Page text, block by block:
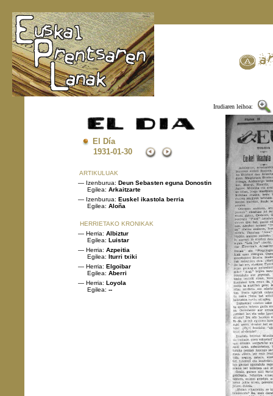
Irudiaren leihoa:
El Día
1931-01-30
ARTIKULUAK
— Izenburua: Deun Sebasten eguna Donostin
Egilea: Arkaitzarte
— Izenburua: Euskel ikastola berria
Egilea: Aloña
HERRIETAKO KRONIKAK
— Herria: Albiztur
Egilea: Luistar
— Herria: Azpeitia
Egilea: Iturri txiki
— Herria: Elgoibar
Egilea: Aberri
— Herria: Loyola
Egilea: --